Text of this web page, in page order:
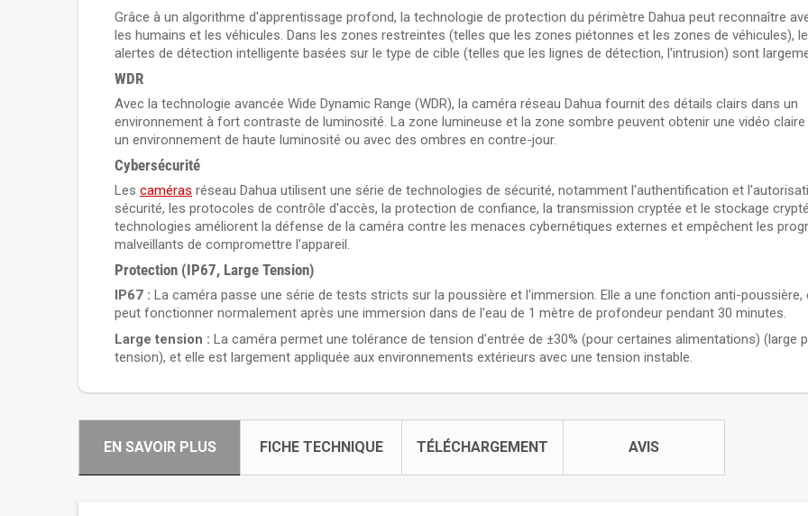
Grâce à un algorithme d'apprentissage profond, la technologie de protection du périmètre Dahua peut reconnaître
les humains et les véhicules. Dans les zones restreintes (telles que les zones piétonnes et les zones de véhicules),
alertes de détection intelligente basées sur le type de cible (telles que les lignes de détection, l'intrusion) sont
WDR
Avec la technologie avancée Wide Dynamic Range (WDR), la caméra réseau Dahua fournit des détails clairs dans un
environnement à fort contraste de luminosité. La zone lumineuse et la zone sombre peuvent obtenir une vidéo
un environnement de haute luminosité ou avec des ombres en contre-jour.
Cybersécurité
Les caméras réseau Dahua utilisent une série de technologies de sécurité, notamment l'authentification et
sécurité, les protocoles de contrôle d'accès, la protection de confiance, la transmission cryptée et le stockage
technologies améliorent la défense de la caméra contre les menaces cybernétiques externes et empêchent les
malveillants de compromettre l'appareil.
Protection (IP67, Large Tension)
IP67 : La caméra passe une série de tests stricts sur la poussière et l'immersion. Elle a une fonction anti-poussière,
peut fonctionner normalement après une immersion dans de l'eau de 1 mètre de profondeur pendant 30 minutes.
Large tension : La caméra permet une tolérance de tension d'entrée de ±30% (pour certaines alimentations) (large
tension), et elle est largement appliquée aux environnements extérieurs avec une tension instable.
EN SAVOIR PLUS FICHE TECHNIQUE TÉLÉCHARGEMENT AVIS